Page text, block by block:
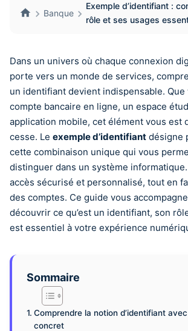
Banque
Exemple d’identifiant :
rôle et ses usages
Dans un univers où chaque connexion
porte vers un monde de services,
un identifiant devient indispensable.
compte bancaire en ligne, un espace
application mobile, cet élément vous est
cesse. Le exemple d’identifiant désigne
cette combinaison unique qui vous
distinguer dans un système
accès sécurisé et personnalisé, tout en
des comptes. Ce guide vous
découvrir ce qu’est un identifiant, son
est essentiel à votre expérience
Sommaire
Comprendre la notion d’identifiant
concret